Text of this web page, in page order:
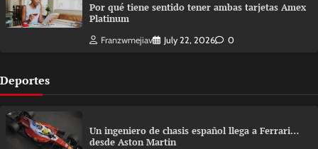
Por qué tiene sentido tener ambas tarjetas Amex
Platinum
Franzwmejiav July 22, 2026 0
Deportes
Un ingeniero de chasis español llega a Ferrari…
desde Aston Martin